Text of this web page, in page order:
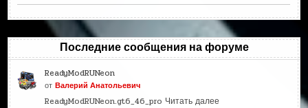
Последние сообщения на форуме
ReadyModRUNeon
отВалерий Анатольевич
ReadyModRUNeon.gt6_46_pro Читать далее